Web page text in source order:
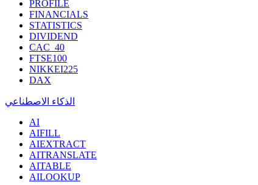
PROFILE
FINANCIALS
STATISTICS
DIVIDEND
CAC_40
FTSE100
NIKKEI225
DAX
الذكاء الاصطناعي
AI
AIFILL
AIEXTRACT
AITRANSLATE
AITABLE
AILOOKUP